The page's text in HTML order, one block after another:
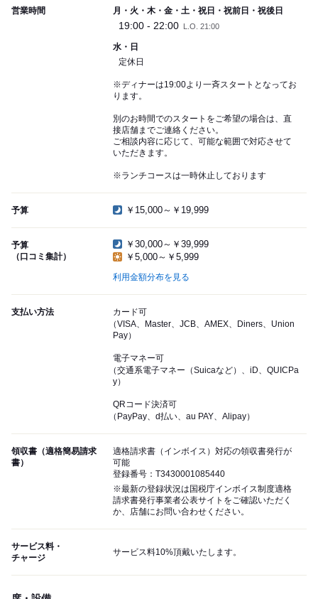
営業時間 月・火・木・金・土・祝日・祝前日・祝後日
19:00 - 22:00 L.O. 21:00
水・日
定休日
※ディナーは19:00より一斉スタートとなってお
ります。
別のお時間でのスタートをご希望の場合は、直
接店舗までご連絡ください。
ご相談内容に応じて、可能な範囲で対応させて
いただきます。
※ランチコースは一時休止しております
予算 ￥15,000～￥19,999
予算
（口コミ集計）
￥30,000～￥39,999
￥5,000～￥5,999
利用金額分布を見る
支払い方法
カード可
（VISA、Master、JCB、AMEX、Diners、Union
Pay）
電子マネー可
（交通系電子マネー（Suicaなど）、iD、QUICPa
y）
QRコード決済可
（PayPay、d払い、au PAY、Alipay）
領収書（適格簡易請求
書）
適格請求書（インボイス）対応の領収書発行が
可能
登録番号：T3430001085440
※最新の登録状況は国税庁インボイス制度適格
請求書発行事業者公表サイトをご確認いただく
か、店舗にお問い合わせください。
サービス料・
チャージ
サービス料10%頂戴いたします。